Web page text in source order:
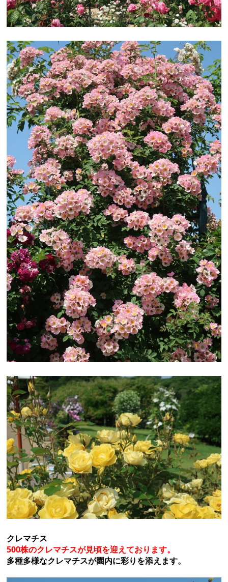
クレマチス
500株のクレマチスが見頃を迎えております。
多種多様なクレマチスが園内に彩りを添えます。